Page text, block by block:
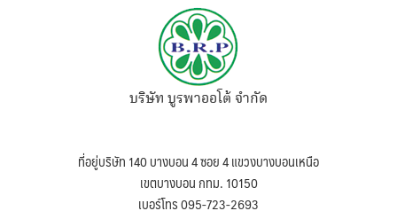
บริษัท บูรพาออโต้ จำกัด
ที่อยู่บริษัท 140 บางบอน 4 ซอย 4 แขวงบางบอนเหนือ
เขตบางบอน กทม. 10150
เบอร์โทร 095-723-2693